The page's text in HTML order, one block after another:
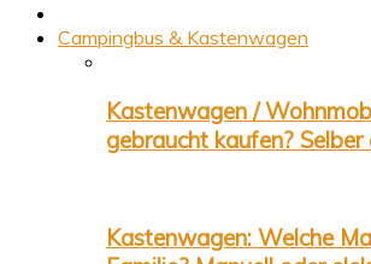
Campingbus & Kastenwagen
Kastenwagen /
gebraucht kaufen? Selber
Kastenwagen: Welche